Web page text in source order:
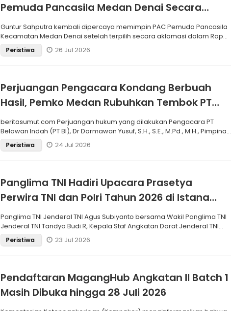
Pemuda Pancasila Medan Denai Secara
Aklamasi
Guntur Sahputra kembali dipercaya memimpin PAC Pemuda Pancasila
Kecamatan Medan Denai setelah terpilih secara aklamasi dalam Rapat
Pemilihan
Peristiwa 26 Jul 2026
Perjuangan Pengacara Kondang Berbuah
Hasil, Pemko Medan Rubuhkan Tembok PT
SBP
beritasumut.com Perjuangan hukum yang dilakukan Pengacara PT
Belawan Indah (PT BI), Dr Darmawan Yusuf, S.H., S.E., M.Pd., M.H., Pimpinan
LaPeristiwa 24 Jul 2026
Panglima TNI Hadiri Upacara Prasetya
Perwira TNI dan Polri Tahun 2026 di Istana
Negara
Panglima TNI Jenderal TNI Agus Subiyanto bersama Wakil Panglima TNI
Jenderal TNI Tandyo Budi R, Kepala Staf Angkatan Darat Jenderal TNI
Maru
Peristiwa 23 Jul 2026
Pendaftaran MagangHub Angkatan II Batch 1
Masih Dibuka hingga 28 Juli 2026